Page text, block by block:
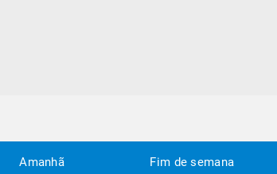
Amanhã Fim de semana